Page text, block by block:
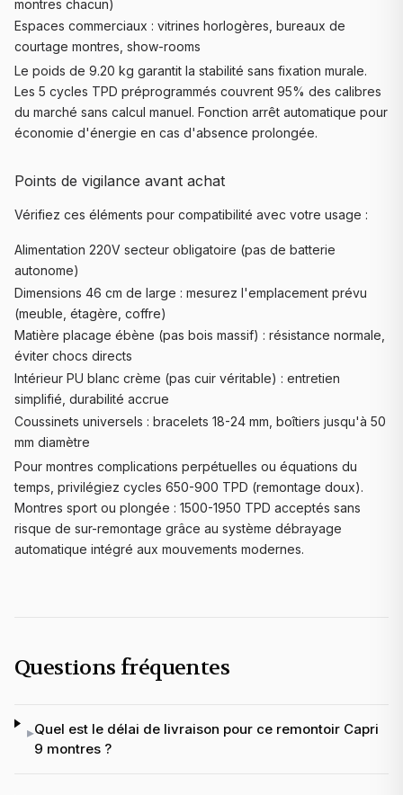
montres chacun)
Espaces commerciaux : vitrines horlogères, bureaux de
courtage montres, show-rooms
Le poids de 9.20 kg garantit la stabilité sans fixation murale.
Les 5 cycles TPD préprogrammés couvrent 95% des calibres
du marché sans calcul manuel. Fonction arrêt automatique pour
économie d'énergie en cas d'absence prolongée.
Points de vigilance avant achat
Vérifiez ces éléments pour compatibilité avec votre usage :
Alimentation 220V secteur obligatoire (pas de batterie
autonome)
Dimensions 46 cm de large : mesurez l'emplacement prévu
(meuble, étagère, coffre)
Matière placage ébène (pas bois massif) : résistance normale,
éviter chocs directs
Intérieur PU blanc crème (pas cuir véritable) : entretien
simplifié, durabilité accrue
Coussinets universels : bracelets 18-24 mm, boîtiers jusqu'à 50
mm diamètre
Pour montres complications perpétuelles ou équations du
temps, privilégiez cycles 650-900 TPD (remontage doux).
Montres sport ou plongée : 1500-1950 TPD acceptés sans
risque de sur-remontage grâce au système débrayage
automatique intégré aux mouvements modernes.
Questions fréquentes
▸Quel est le délai de livraison pour ce remontoir Capri
9 montres ?